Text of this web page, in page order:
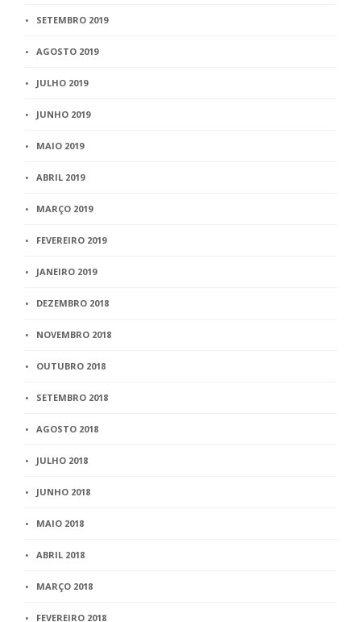
SETEMBRO 2019
AGOSTO 2019
JULHO 2019
JUNHO 2019
MAIO 2019
ABRIL 2019
MARÇO 2019
FEVEREIRO 2019
JANEIRO 2019
DEZEMBRO 2018
NOVEMBRO 2018
OUTUBRO 2018
SETEMBRO 2018
AGOSTO 2018
JULHO 2018
JUNHO 2018
MAIO 2018
ABRIL 2018
MARÇO 2018
FEVEREIRO 2018